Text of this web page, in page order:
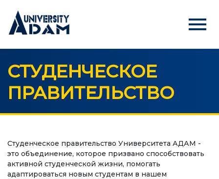
menu
Русский Кыргызча English
ГЛАВНАЯ
АБИТУРИЕНТАМ
УНИВЕРСИТЕТ
СТУДЕНЧЕСКОЕ
ПРАВИТЕЛЬСТВО
Студенческое правительство Университета АДАМ -
это объединение, которое призвано способствовать
активной студенческой жизни, помогать
адаптироваться новым студентам в нашем